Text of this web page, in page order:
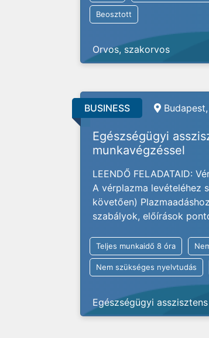
Beosztott
Orvos, szakorvos
BUSINESS Budapest,
Egészségügyi
munkavégzéssel
LEENDŐ FELADATAID:
A vérplazma levételéhez
követően)
szabályok, előírások
Teljes munkaidő 8 óra
Nem szükséges nyelvtudás
Egészségügyi asszisztens